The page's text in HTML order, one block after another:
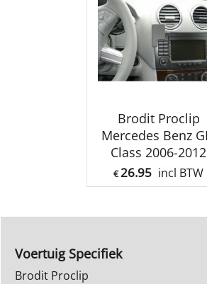
Brodit Proclip
Mercedes Benz
Class 2006-2012
€ 26.95 incl BTW
Voertuig Specifiek
Brodit Proclip